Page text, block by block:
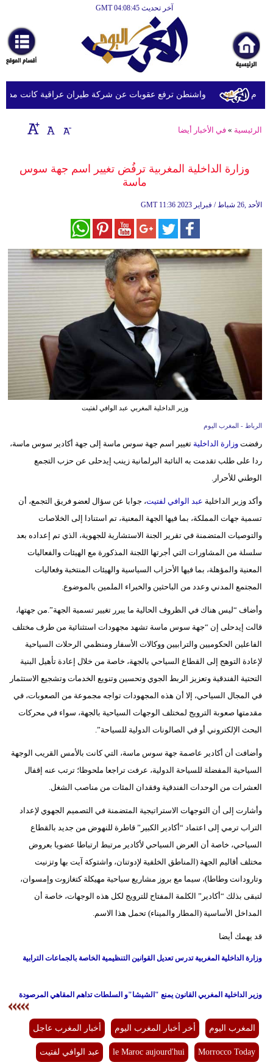
آخر تحديث GMT 04:08:45
أخبارعاجلة
رياضة
ثقافة
إقتصاد
وموسيقى
سياحة
وسفر
ديكور
أخبار
البرلمان
المغربي
إسلامية
وتكنولوجيا
أبراج
سيارات
واشنطن ترفع عقوبات عن شركة طيران عراقية كانت مدرجة
الرئيسية »في الأخبار أيضا
وزارة الداخلية المغربية ترفُض تغيير اسم جهة سوس
ماسة
GMT 11:36 2023 الأحد ,26 شباط / فبراير
وزير الداخلية المغربي عبد الوافي لفتيت
الرباط - المغرب اليوم
رفضتوزارة الداخلية تغيير اسم جهة سوس ماسة إلى جهة أكادير سوس ماسة،
ردا على طلب تقدمت به النائبة البرلمانية زينب إيدحلى عن حزب التجمع
الوطني للأحرار.
وأكد وزير الداخلية عبد الوافي لفتيت، جوابا عن سؤال لعضو فريق التجمع، أن
تسمية جهات المملكة، بما فيها الجهة المعنية، تم استنادا إلى الخلاصات
والتوصيات المتضمنة في تقرير الجنة الاستشارية للجهوية، الذي تم إعداده بعد
سلسلة من المشاورات التي أجرتها اللجنة المذكورة مع الهيئات والفعاليات
المعنية والمؤهلة، بما فيها الأحزاب السياسية والهيئات المنتخبة وفعاليات
المجتمع المدني وعدد من الباحثين والخبراء الملمين بالموضوع.
وأضاف “ليس هناك في الظروف الحالية ما يبرر تغيير تسمية الجهة”.من جهتها،
قالت إيدحلى إن “جهة سوس ماسة تشهد مجهودات استثنائية من طرف مختلف
الفاعلين الحكوميين والترابيين ووكالات الأسفار ومنظمي الرحلات السياحية
لإعادة التوهج إلى القطاع السياحي بالجهة، خاصة من خلال إعادة تأهيل البنية
التحتية الفندقية وتعزيز الربط الجوي وتحسين وتنويع الخدمات وتشجيع الاستثمار
في المجال السياحي، إلا أن هذه المجهودات تواجه مجموعة من الصعوبات، في
مقدمتها صعوبة الترويج لمختلف الوجهات السياحية بالجهة، سواء في محركات
البحث الإلكتروني أو في الصالونات الدولية للسياحة”.
وأضافت أن أكادير عاصمة جهة سوس ماسة، التي كانت بالأمس القريب الوجهة
السياحية المفضلة للسياحة الدولية، عرفت تراجعا ملحوظا؛ ترتب عنه إقفال
العشرات من الوحدات الفندقية وفقدان المئات من مناصب الشغل.
وأشارت إلى أن التوجهات الاستراتيجية المتضمنة في التصميم الجهوي لإعداد
التراب ترمي إلى اعتماد “أكادير الكبير” قاطرة للنهوض من جديد بالقطاع
السياحي، خاصة أن العرض السياحي لأكادير مرتبط ارتباطا عضويا بعروض
مختلف أقاليم الجهة (المناطق الخلفية لإدوتنان، واشتوكة آيت بها وتزنيت
وتارودانت وطاطا)، سيما مع بروز مشاريع سياحية مهيكلة كتغازوت وإمسوان،
لتبقى بذلك “أكادير” الكلمة المفتاح للترويج لكل هذه الوجهات، خاصة أن
المداخل الأساسية (المطار والميناء) تحمل هذا الاسم.
قد يهمك أيضا
وزارة الداخلية المغربية تدرس تعديل القوانين التنظيمية الخاصة بالجماعات الترابية
وزير الداخلية المغربي القانون يمنع "الشيشا"و السلطات تداهم المقاهي المرصودة
المغرب اليوم أخر أخبار المغرب اليوم أخبار المغرب عاجل
Morrocco Today
le Maroc aujourd'hui عبد الوافي لفتيت